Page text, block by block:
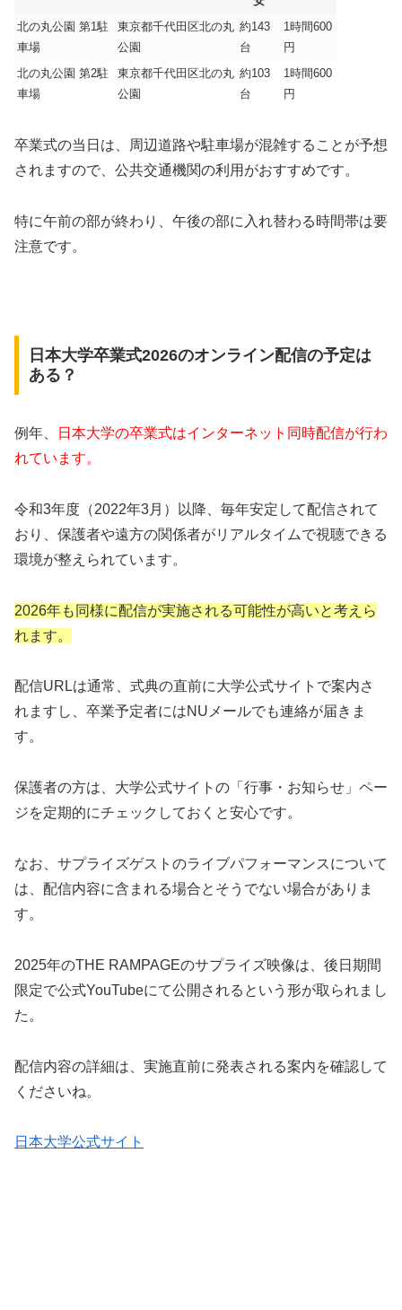
北の丸公園 第1駐
車場
東京都千代田区北の丸
公園
約143
台
1時間600
円
北の丸公園 第2駐
車場
東京都千代田区北の丸
公園
約103
台
1時間600
円
卒業式の当日は、周辺道路や駐車場が混雑することが予想
されますので、公共交通機関の利用がおすすめです。
特に午前の部が終わり、午後の部に入れ替わる時間帯は要
注意です。
日本大学卒業式2026のオンライン配信の予定は
ある？
例年、
日本大学の卒業式はインターネット同時配信が行わ
れています。
令和3年度（2022年3月）以降、毎年安定して配信されて
おり、保護者や遠方の関係者がリアルタイムで視聴できる
環境が整えられています。
2026年も同様に配信が実施される可能性が高いと考えら
れます。
配信URLは通常、式典の直前に大学公式サイトで案内さ
れますし、卒業予定者にはNUメールでも連絡が届きま
す。
保護者の方は、大学公式サイトの「行事・お知らせ」ペー
ジを定期的にチェックしておくと安心です。
なお、サプライズゲストのライブパフォーマンスについて
は、配信内容に含まれる場合とそうでない場合がありま
す。
2025年のTHE RAMPAGEのサプライズ映像は、後日期間
限定で公式YouTubeにて公開されるという形が取られまし
た。
配信内容の詳細は、実施直前に発表される案内を確認して
くださいね。
日本大学公式サイト